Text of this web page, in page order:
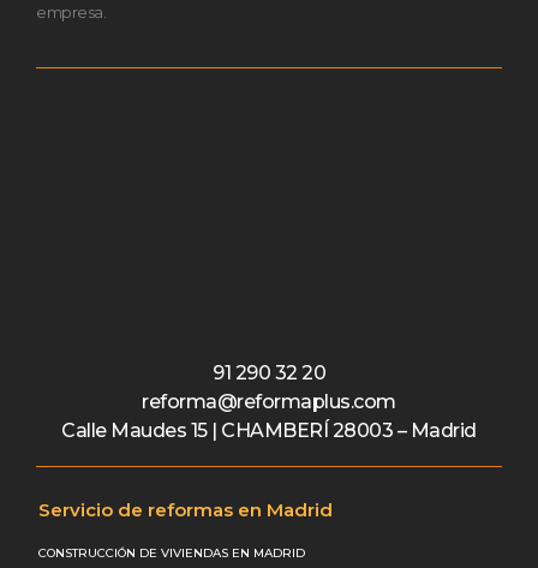
empresa.
91 290 32 20
reforma@reformaplus.com
Calle Maudes 15 | CHAMBERÍ 28003 – Madrid
Servicio de reformas en Madrid
CONSTRUCCIÓN DE VIVIENDAS EN MADRID